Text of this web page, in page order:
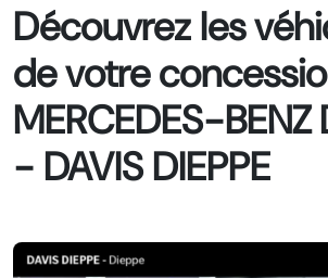
Découvrez les
de votre
MERCEDES-BENZ
- DAVIS DIEPPE